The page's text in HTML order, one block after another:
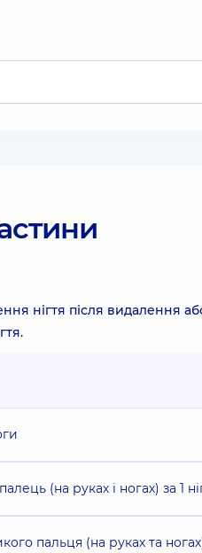
нігтя після видалення
(на руках і ногах) за 1
пальця (на руках та ногах)